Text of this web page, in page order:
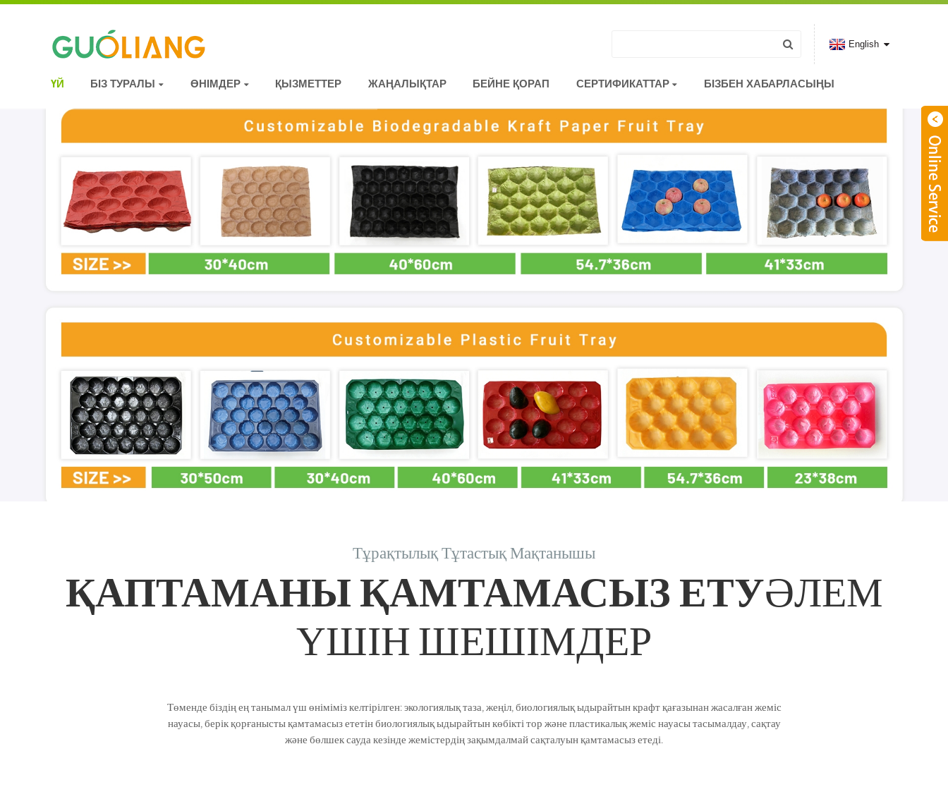
ҮЙ БІЗ ТУРАЛЫ ӨНІМДЕР ҚЫЗМЕТТЕР ЖАҢАЛЫҚТАР БЕЙНЕ ҚОРАП СЕРТИФИКАТТАР БІЗБЕН ХАБАРЛАСЫҢЫ
English
Тұрақтылық Тұтастық Мақтанышы
ҚАПТАМАНЫ ҚАМТАМАСЫЗ ЕТУӘЛЕМ
ҮШІН ШЕШІМДЕР
Төменде біздің ең танымал үш өніміміз келтірілген: экологиялық таза, жеңіл, биологиялық ыдырайтын крафт қағазынан жасалған жеміс
науасы, берік қорғанысты қамтамасыз ететін биологиялық ыдырайтын көбікті тор және пластикалық жеміс науасы тасымалдау, сақтау
және бөлшек сауда кезінде жемістердің зақымдалмай сақталуын қамтамасыз етеді.